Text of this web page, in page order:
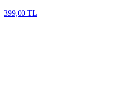
399,00 TL